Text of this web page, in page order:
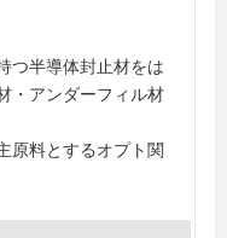
つ半導体封止材をは
・アンダーフィル材
原料とするオプト関